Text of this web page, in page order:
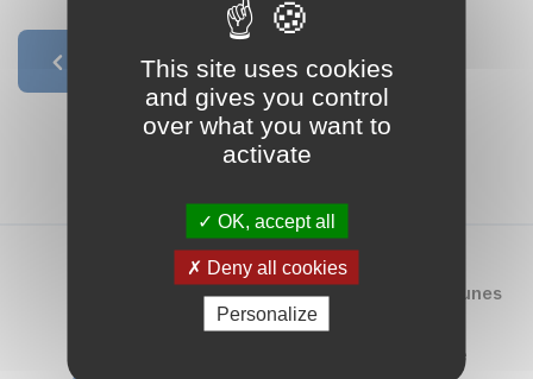
This site uses cookies
and gives you control
over what you want to
activate
OK, accept all
Deny all cookies
Personalize
Retour à la liste
Communauté de communes
Le Grésivaudan
390, rue Henri Fabre